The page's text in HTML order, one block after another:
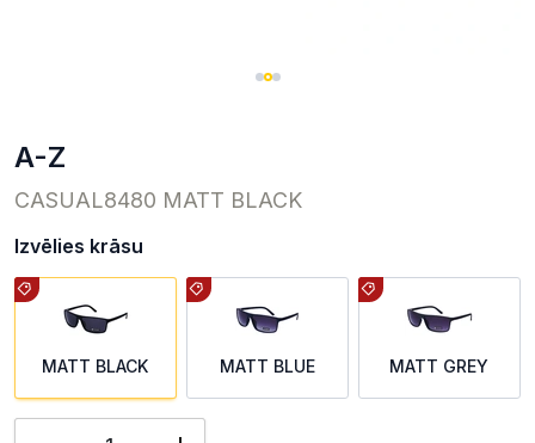
A-Z
CASUAL8480 MATT BLACK
Izvēlies krāsu
MATT BLACK MATT BLUE MATT GREY